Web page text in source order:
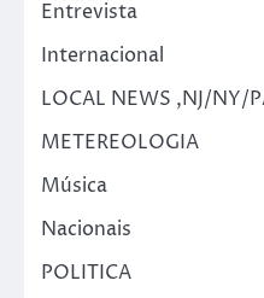
Entrevista
Internacional
LOCAL NEWS ,NJ/NY/
METEREOLOGIA
Música
Nacionais
POLITICA